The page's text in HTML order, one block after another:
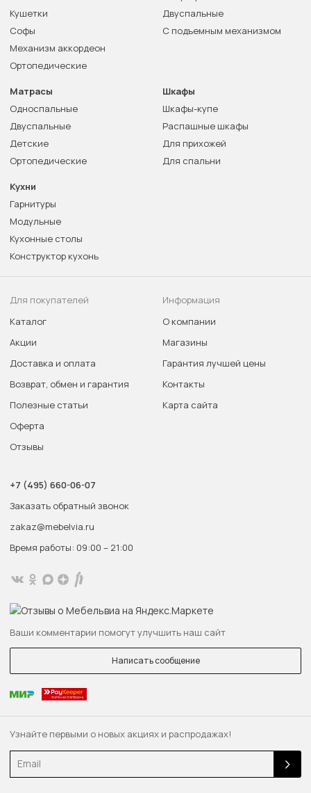
Узнайте первыми о новых акциях и распродажах!
Email
Кушетки
Софы
Механизм аккордеон
Ортопедические
Двуспальные
С подъемным механизмом
Матрасы
Односпальные
Двуспальные
Детские
Ортопедические
Шкафы
Шкафы-купе
Распашные шкафы
Для прихожей
Для спальни
Кухни
Гарнитуры
Модульные
Кухонные столы
Конструктор кухонь
Для покупателей
Каталог
Акции
Доставка и оплата
Возврат, обмен и гарантия
Полезные статьи
Оферта
Отзывы
Информация
О компании
Магазины
Гарантия лучшей цены
Контакты
Карта сайта
+7 (495) 660-06-07
Заказать обратный звонок
zakaz@mebelvia.ru
Время работы: 09:00 – 21:00
Ваши комментарии помогут улучшить наш сайт
Написать сообщение